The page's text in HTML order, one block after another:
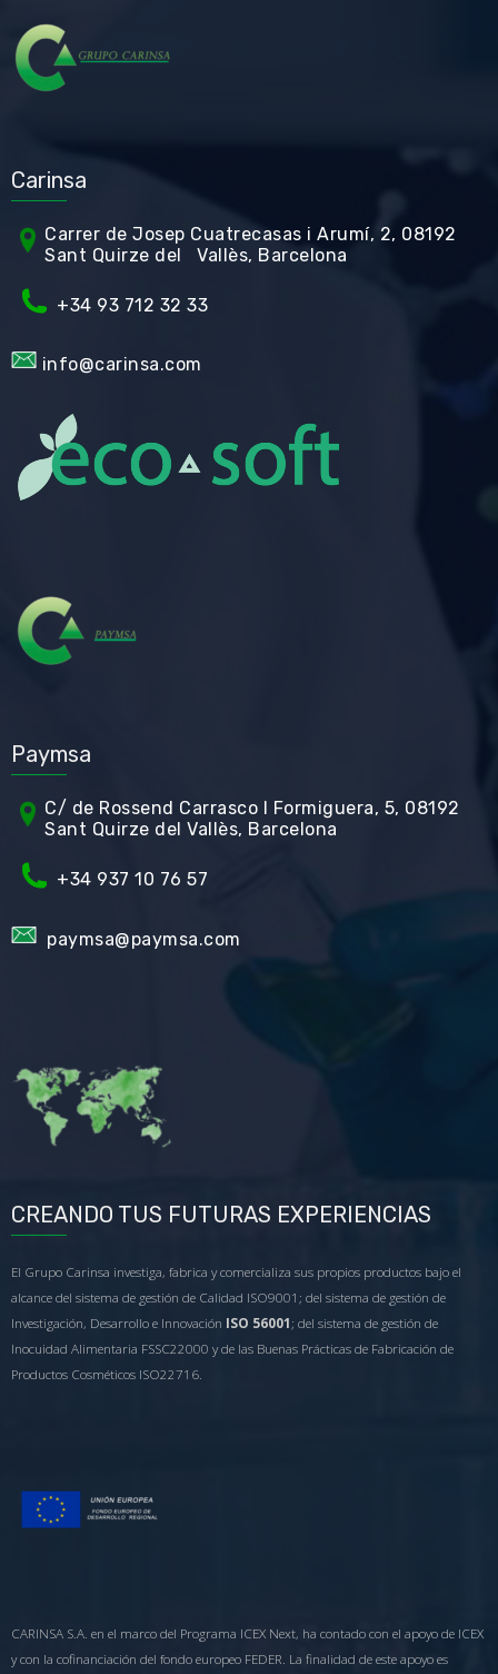
Carinsa
Carrer de Josep Cuatrecasas i Arumí, 2, 08192
Sant Quirze del Vallès, Barcelona
+34 93 712 32 33
info@carinsa.com
Paymsa
C/ de Rossend Carrasco I Formiguera, 5, 08192
Sant Quirze del Vallès, Barcelona
+34 937 10 76 57
paymsa@paymsa.com
CREANDO TUS FUTURAS EXPERIENCIAS
El Grupo Carinsa investiga, fabrica y comercializa sus propios productos bajo el
alcance del sistema de gestión de Calidad ISO9001; del sistema de gestión de
Investigación, Desarrollo e Innovación ISO 56001 ; del sistema de gestión de
Inocuidad Alimentaria FSSC22000 y de las Buenas Prácticas de Fabricación de
Productos Cosméticos ISO22716.
CARINSA S.A. en el marco del Programa ICEX Next, ha contado con el apoyo de ICEX
y con la cofinanciación del fondo europeo FEDER. La finalidad de este apoyo es